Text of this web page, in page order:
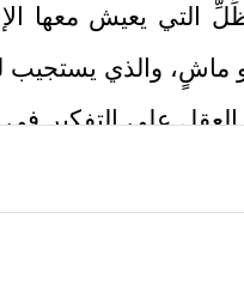
التي يعيش معها
ماشٍ، والذي
على التفكير
لَجَعَلَهُۥ سَاكِنࣰا ثُمَّ جَعَلۡنَا